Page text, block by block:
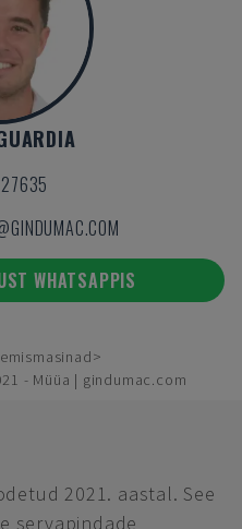
WHATSAPPIS
- Müüa | gindumac.com
2021. aastal. See
servapindade